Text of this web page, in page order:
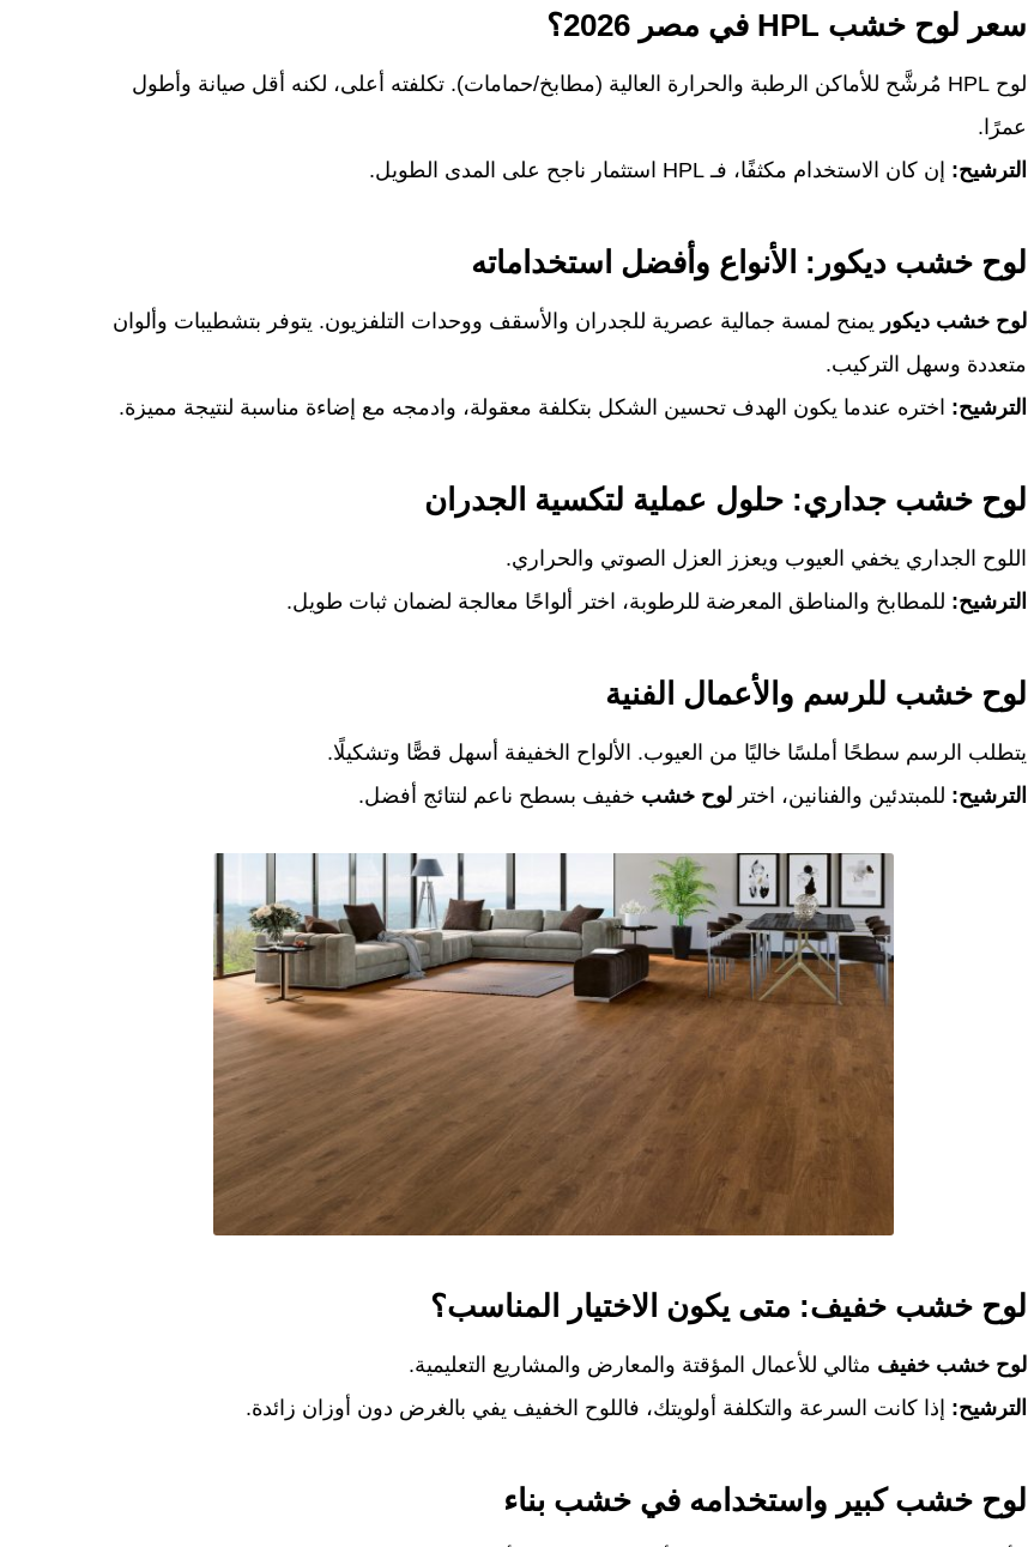
سعر لوح خشب HPL في مصر 2026؟
لوح HPL مُرشَّح للأماكن الرطبة والحرارة العالية (مطابخ/حمامات). تكلفته أعلى، لكنه أقل صيانة وأطول
عمرًا.
الترشيح: إن كان الاستخدام مكثفًا، فـ HPL استثمار ناجح على المدى الطويل.
لوح خشب ديكور: الأنواع وأفضل استخداماته
لوح خشب ديكور يمنح لمسة جمالية عصرية للجدران والأسقف ووحدات التلفزيون. يتوفر بتشطيبات وألوان
متعددة وسهل التركيب.
الترشيح: اختره عندما يكون الهدف تحسين الشكل بتكلفة معقولة، وادمجه مع إضاءة مناسبة لنتيجة مميزة.
لوح خشب جداري: حلول عملية لتكسية الجدران
اللوح الجداري يخفي العيوب ويعزز العزل الصوتي والحراري.
الترشيح: للمطابخ والمناطق المعرضة للرطوبة، اختر ألواحًا معالجة لضمان ثبات طويل.
لوح خشب للرسم والأعمال الفنية
يتطلب الرسم سطحًا أملسًا خاليًا من العيوب. الألواح الخفيفة أسهل قصًّا وتشكيلًا.
الترشيح: للمبتدئين والفنانين، اختر لوح خشب خفيف بسطح ناعم لنتائج أفضل.
لوح خشب خفيف: متى يكون الاختيار المناسب؟
لوح خشب خفيف مثالي للأعمال المؤقتة والمعارض والمشاريع التعليمية.
الترشيح: إذا كانت السرعة والتكلفة أولويتك، فاللوح الخفيف يفي بالغرض دون أوزان زائدة.
لوح خشب كبير واستخدامه في خشب بناء